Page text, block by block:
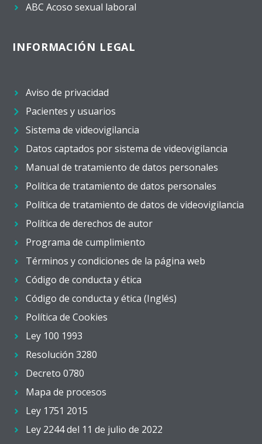
ABC Acoso sexual laboral
INFORMACIÓN LEGAL
Aviso de privacidad
Pacientes y usuarios
Sistema de videovigilancia
Datos captados por sistema de videovigilancia
Manual de tratamiento de datos personales
Política de tratamiento de datos personales
Política de tratamiento de datos de videovigilancia
Política de derechos de autor
Programa de cumplimiento
Términos y condiciones de la página web
Código de conducta y ética
Código de conducta y ética (Inglés)
Política de Cookies
Ley 100 1993
Resolución 3280
Decreto 0780
Mapa de procesos
Ley 1751 2015
Ley 2244 del 11 de julio de 2022